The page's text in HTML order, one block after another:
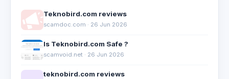
Teknobird.com reviews
scamdoc.com · 26 Jun 2026
Is Teknobird.com Safe ?
scamvoid.net · 26 Jun 2026
teknobird.com reviews